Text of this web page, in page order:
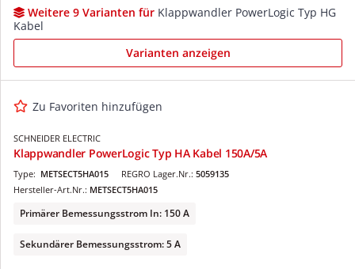
Weitere 9 Varianten für Klappwandler PowerLogic Typ HG
Kabel
Varianten anzeigen
Zu Favoriten hinzufügen
SCHNEIDER ELECTRIC
Klappwandler PowerLogic Typ HA Kabel 150A/5A
REGRO Lager.Nr.: 5059135
Type: METSECT5HA015
Hersteller-Art.Nr.: METSECT5HA015
Primärer Bemessungsstrom In: 150 A
Sekundärer Bemessungsstrom: 5 A